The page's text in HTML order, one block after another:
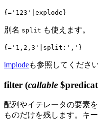
別名 split も使えます。
implodeも参照してください
filter (callable
配列やイテレータの要素
ものだけを残します。キ